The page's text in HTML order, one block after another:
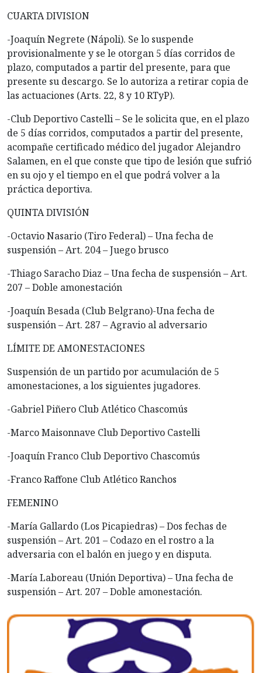
CUARTA DIVISION
-Joaquín Negrete (Nápoli). Se lo suspende
provisionalmente y se le otorgan 5 días corridos de
plazo, computados a partir del presente, para que
presente su descargo. Se lo autoriza a retirar copia de
las actuaciones (Arts. 22, 8 y 10 RTyP).
-Club Deportivo Castelli – Se le solicita que, en el plazo
de 5 días corridos, computados a partir del presente,
acompañe certificado médico del jugador Alejandro
Salamen, en el que conste que tipo de lesión que sufrió
en su ojo y el tiempo en el que podrá volver a la
práctica deportiva.
QUINTA DIVISIÓN
-Octavio Nasario (Tiro Federal) – Una fecha de
suspensión – Art. 204 – Juego brusco
-Thiago Saracho Diaz – Una fecha de suspensión – Art.
207 – Doble amonestación
-Joaquín Besada (Club Belgrano)-Una fecha de
suspensión – Art. 287 – Agravio al adversario
LÍMITE DE AMONESTACIONES
Suspensión de un partido por acumulación de 5
amonestaciones, a los siguientes jugadores.
-Gabriel Piñero Club Atlético Chascomús
-Marco Maisonnave Club Deportivo Castelli
-Joaquín Franco Club Deportivo Chascomús
-Franco Raffone Club Atlético Ranchos
FEMENINO
-María Gallardo (Los Picapiedras) – Dos fechas de
suspensión – Art. 201 – Codazo en el rostro a la
adversaria con el balón en juego y en disputa.
-María Laboreau (Unión Deportiva) – Una fecha de
suspensión – Art. 207 – Doble amonestación.